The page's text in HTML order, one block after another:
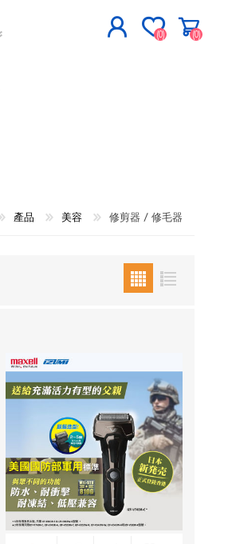
(0) (0)
產品 美容 修剪器 / 修毛器